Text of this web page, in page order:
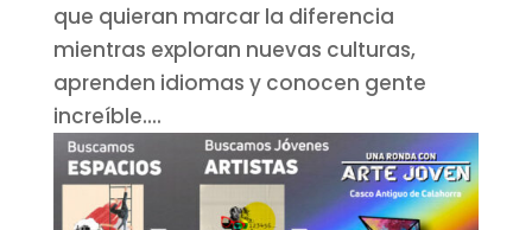
que quieran marcar la diferencia
mientras exploran nuevas culturas,
aprenden idiomas y conocen gente
increíble....